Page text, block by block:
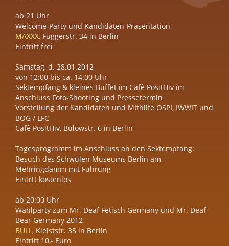
ab 21 Uhr
Welcome-Party und Kandidaten-Präsentation
MAXXX, Fuggerstr. 34 in Berlin
Eintritt frei
Samstag, d. 28.01.2012
von 12:00 bis ca. 14:00 Uhr
Sektempfang & kleines Buffet im Cafè PositHiv im
Anschluss Foto-Shooting und Pressetermin
Vorstellung der Kandidaten und MIthilfe OSPI, IWWIT und
BOG / LFC
Cafè PositHiv, Bülowstr. 6 in Berlin
Tagesprogramm im Anschluss an den Sektempfang:
Besuch des Schwulen Museums Berlin am
Mehringdamm mit Führung
Eintrtt kostenlos
ab 20:00 Uhr
Wahlparty zum Mr. Deaf Fetisch Germany und Mr. Deaf
Bear Germany 2012
BULL, Kleiststr. 35 in Berlin
Eintritt 10,- Euro